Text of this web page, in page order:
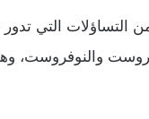
من التساؤلات التي
فروست والنوفروست،